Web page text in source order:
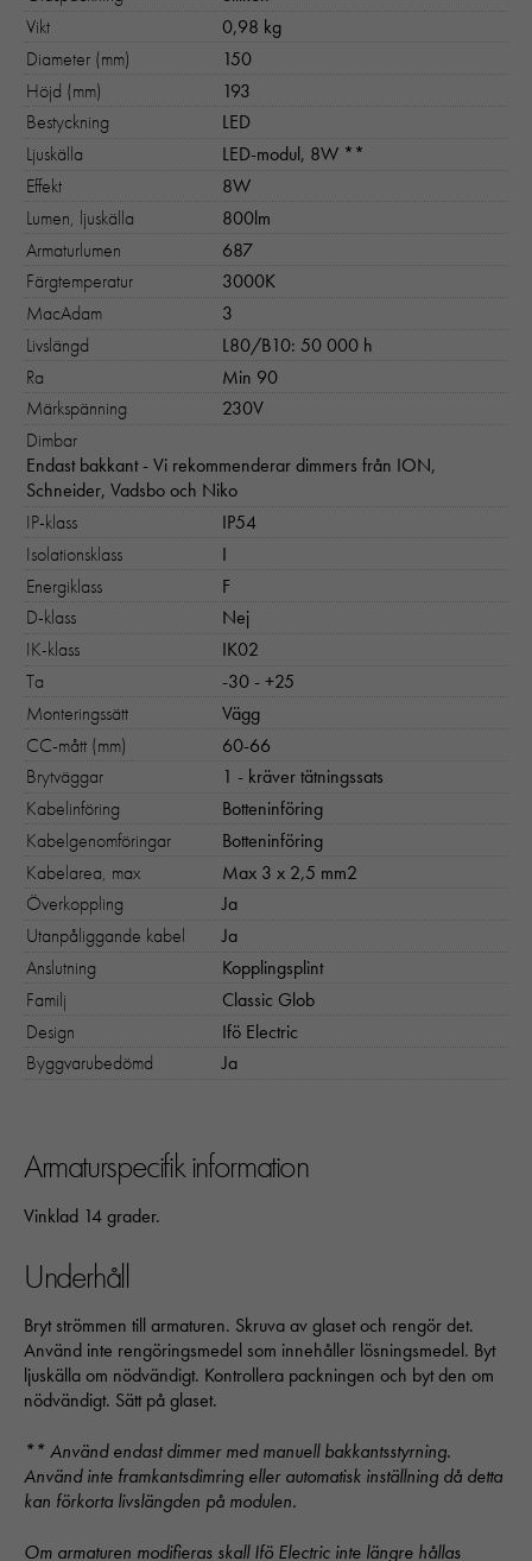
Vikt
0,98 kg
Diameter (mm)
150
Höjd (mm)
193
Bestyckning
LED
Ljuskälla
LED-modul, 8W **
Effekt
8W
Lumen, ljuskälla
800lm
Armaturlumen
687
Färgtemperatur
3000K
MacAdam
3
Livslängd
L80/B10: 50 000 h
Ra
Min 90
Märkspänning
230V
Dimbar
Endast bakkant - Vi rekommenderar dimmers från ION,
Schneider, Vadsbo och Niko
IP-klass
IP54
Isolationsklass
I
Energiklass
F
D-klass
Nej
IK-klass
IK02
Ta
-30 - +25
Monteringssätt
Vägg
CC-mått (mm)
60-66
Brytväggar
1 - kräver tätningssats
Kabelinföring
Botteninföring
Kabelgenomföringar
Botteninföring
Kabelarea, max
Max 3 x 2,5 mm2
Överkoppling
Ja
Utanpåliggande kabel
Ja
Anslutning
Kopplingsplint
Familj
Classic Glob
Design
Ifö Electric
Byggvarubedömd
Ja
Armaturspecifik information
Vinklad 14 grader.
Underhåll
Bryt strömmen till armaturen. Skruva av glaset och rengör det.
Använd inte rengöringsmedel som innehåller lösningsmedel. Byt
ljuskälla om nödvändigt. Kontrollera packningen och byt den om
nödvändigt. Sätt på glaset.
** Använd endast dimmer med manuell bakkantsstyrning.
Använd inte framkantsdimring eller automatisk inställning då detta
kan förkorta livslängden på modulen.
Om armaturen modifieras skall Ifö Electric inte längre hållas
Nödvändiga
Dessa kakor går inte att välja bort.
behövs för att hemsidan över huvud
kakor.
funktionalitet
"Google
Analytics",
"_ga" och
Upplevelse
prestera så